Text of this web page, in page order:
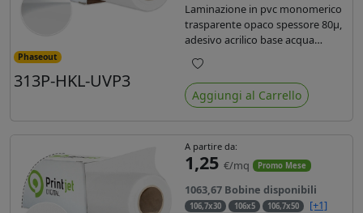
Phaseout
313P-HKL-UVP3
Laminazione in pvc monomerico
trasparente opaco spessore 80µ,
adesivo acrilico base acqua
permanente specifico per ink uv,
liner in carta kraft da 90gr. Durata
3 anni, dotata di filtro uv, idonea
per stampe con inchiostro
Preferiti
Aggiungi al Carrello
A partire da:
1,25 €/mq Promo Mese
1063,67 Bobine disponibili
106,7x30 106x5 106,7x50
[+1]